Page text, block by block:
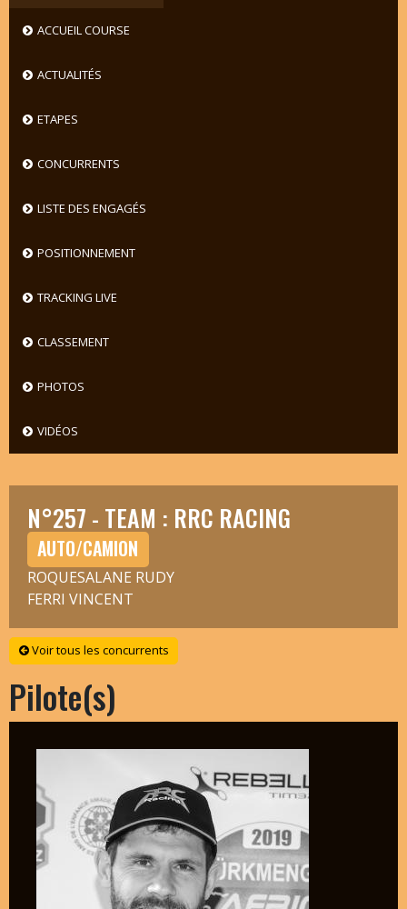
ACCUEIL COURSE
ACTUALITÉS
ETAPES
CONCURRENTS
LISTE DES ENGAGÉS
POSITIONNEMENT
TRACKING LIVE
CLASSEMENT
PHOTOS
VIDÉOS
N°257 - TEAM : RRC RACING
AUTO/CAMION
ROQUESALANE RUDY
FERRI VINCENT
Voir tous les concurrents
Pilote(s)